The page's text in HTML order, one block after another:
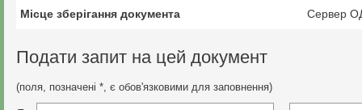
Місце зберігання документа Сервер
Подати запит на цей документ
(поля, позначені *, є обов'язковими для заповнення)